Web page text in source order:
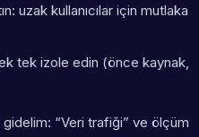
uzak kullanıcılar için mutlaka
tek izole edin (önce kaynak,
“Veri trafiği” ve ölçüm